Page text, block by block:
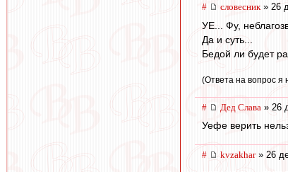
# словесник » 26
УЕ... Фу,
Да и суть...
Бедой ли будет
(Ответа на вопрос я
# Дед Слава » 26
Уефе верить
# kvzakhar» 26